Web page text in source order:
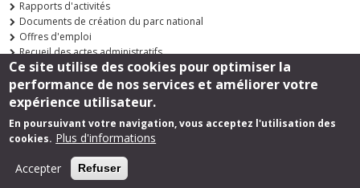
Rapports d'activités
Documents de création du parc national
Offres d'emploi
Recueil des actes administratifs
Consultations publiques
Suivez-nous
Ce site utilise des cookies pour optimiser la
performance de nos services et améliorer votre
expérience utilisateur.
En poursuivant votre navigation, vous acceptez l'utilisation des
cookies. Plus d'informations
Accepter
Refuser